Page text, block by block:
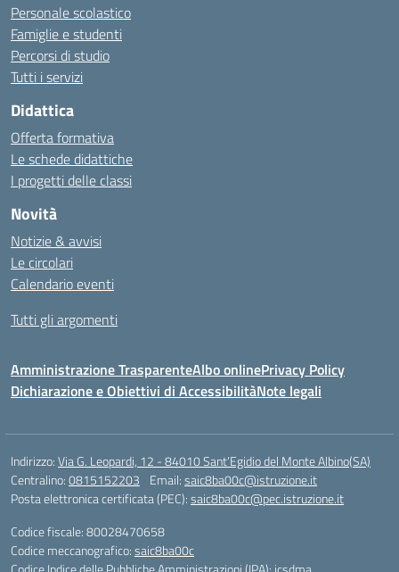
Personale scolastico
Famiglie e studenti
Percorsi di studio
Tutti i servizi
Didattica
Offerta formativa
Le schede didattiche
I progetti delle classi
Novità
Notizie & avvisi
Le circolari
Calendario eventi
Tutti gli argomenti
Amministrazione TrasparenteAlbo onlinePrivacy Policy
Dichiarazione e Obiettivi di AccessibilitàNote legali
Indirizzo:Via G. Leopardi, 12 - 84010 Sant’Egidio del Monte Albino(SA)
Centralino:0815152203 Email:saic8ba00c@istruzione.it
Posta elettronica certificata (PEC):saic8ba00c@pec.istruzione.it
Codice fiscale: 80028470658
Codice meccanografico:saic8ba00c